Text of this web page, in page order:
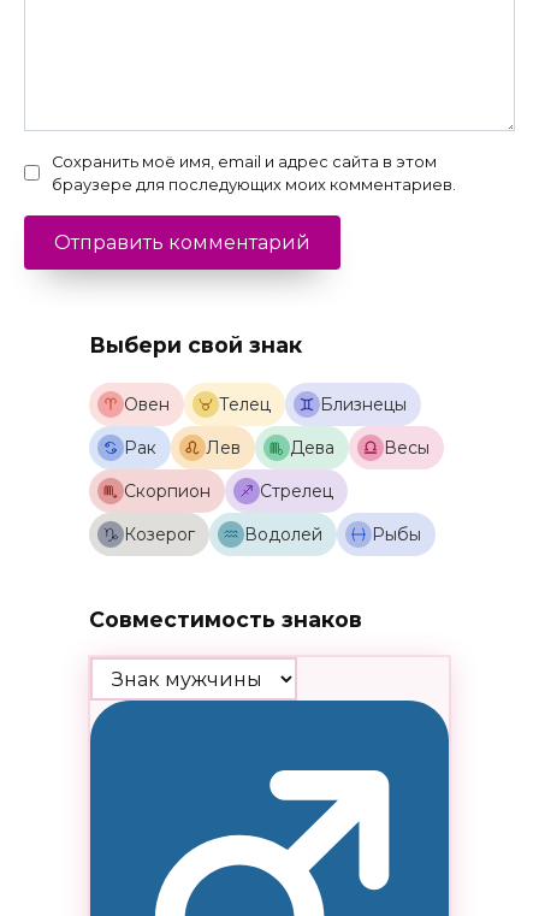
Сохранить моё имя, email и адрес сайта в этом
браузере для последующих моих комментариев.
Выбери свой знак
Овен Телец
Близнецы
Рак
Лев Дева
Весы
Скорпион
Стрелец
Козерог
Водолей Рыбы
Совместимость знаков